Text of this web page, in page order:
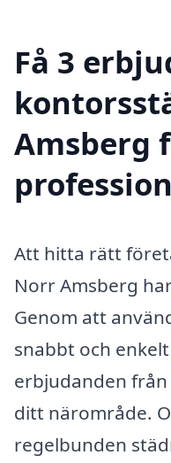
Få 3
Amsberg
Att hitta rätt
Norr Amsberg
Genom att
snabbt och
erbjudanden
ditt närområde.
regelbunden